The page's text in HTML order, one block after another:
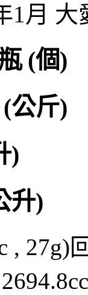
1月
(個)
(公斤)
)
升)
, 27g)